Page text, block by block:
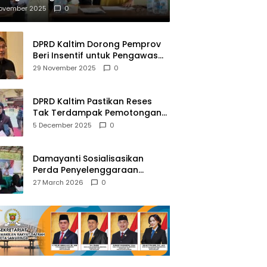
NAPZA
2025 0
DPRD Kaltim Dorong Pemprov
Beri Insentif untuk Pengawas
Madrasah dan Pendidikan
29 November 2025 0
DPRD Kaltim Pastikan Reses
Tak Terdampak Pemotongan
Transfer Dana Pusat
5 December 2025 0
Damayanti Sosialisasikan
Perda Penyelenggaraan
Pendidikan Pancasila dan
27 March 2026 0